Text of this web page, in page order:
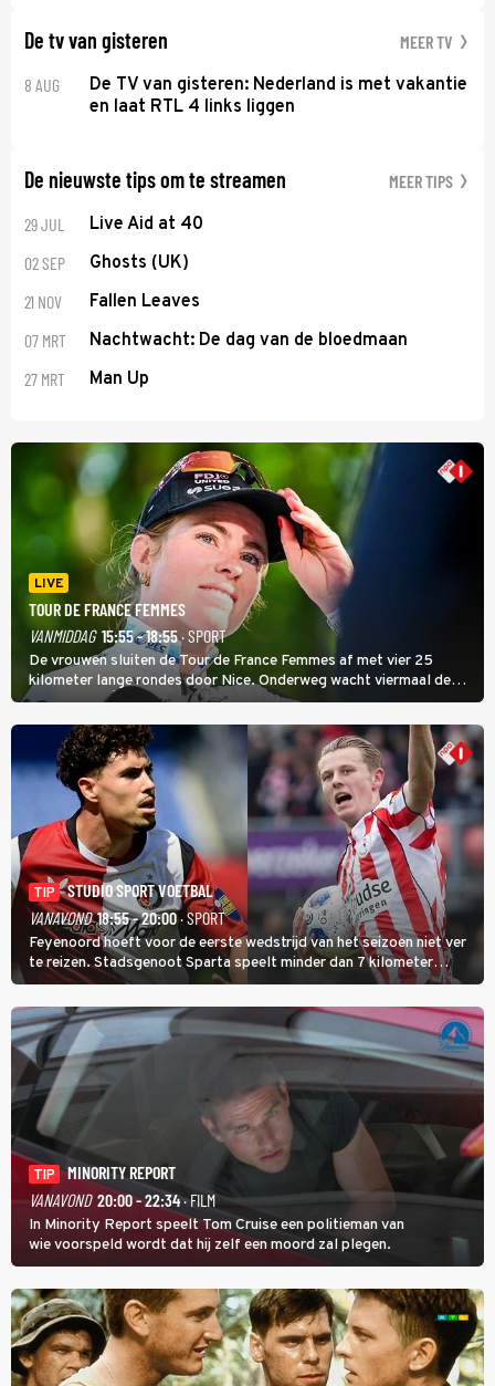
De tv van gisteren MEER TV
8 AUG
De TV van gisteren: Nederland is met vakantie
en laat RTL 4 links liggen
De nieuwste tips om te streamen MEER TIPS
29 JUL Live Aid at 40
02 SEP Ghosts (UK)
21 NOV Fallen Leaves
07 MRT Nachtwacht: De dag van de bloedmaan
27 MRT Man Up
LIVE
TOUR DE FRANCE FEMMES
VANMIDDAG 15:55 - 18:55· SPORT
De vrouwen sluiten de Tour de France Femmes af met vier 25
kilometer lange rondes door Nice. Onderweg wacht viermaal de
zware Col d'Èze. Aan de finish op de Promenade des Anglais krijgt
de eindwinnaar de laatste gele trui.
TIP
STUDIO SPORT VOETBAL
VANAVOND 18:55 - 20:00· SPORT
Feyenoord hoeft voor de eerste wedstrijd van het seizoen niet ver
te reizen. Stadsgenoot Sparta speelt minder dan 7 kilometer
verderop. Feyenoord trok de Spaanse spits Nacho Ferri aan van
KVC Westerlo uit België.
TIP
MINORITY REPORT
VANAVOND 20:00 - 22:34· FILM
In Minority Report speelt Tom Cruise een politieman van
wie voorspeld wordt dat hij zelf een moord zal plegen.